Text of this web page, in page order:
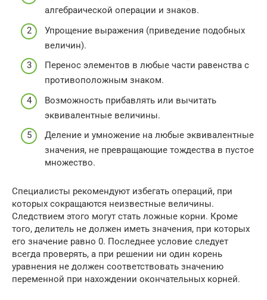
алгебраической операции и знаков.
Упрощение выражения (приведение подобных
величин).
Перенос элементов в любые части равенства с
противоположным знаком.
Возможность прибавлять или вычитать
эквивалентные величины.
Деление и умножение на любые эквивалентные
значения, не превращающие тождества в пустое
множество.
Специалисты рекомендуют избегать операций, при
которых сокращаются неизвестные величины.
Следствием этого могут стать ложные корни. Кроме
того, делитель не должен иметь значения, при которых
его значение равно 0. Последнее условие следует
всегда проверять, а при решении ни один корень
уравнения не должен соответствовать значению
переменной при нахождении окончательных корней.